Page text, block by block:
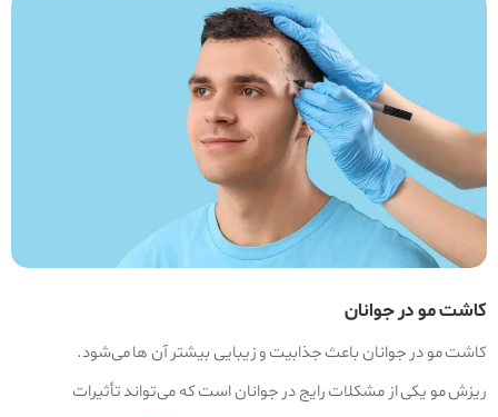
کاشت مو در جوانان
کاشت مو در جوانان باعث جذابیت و زیبایی بیشتر آن ها می‌شود.
ریزش مو یکی از مشکلات رایج در جوانان است که می‌تواند تأثیرات